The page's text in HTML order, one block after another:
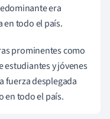
era
todo el país.
prominentes como
estudiantes y jóvenes
fuerza desplegada
en todo el país.